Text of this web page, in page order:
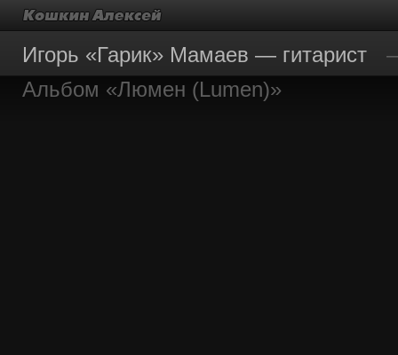
Игорь «Гарик» Мамаев — гитарист
Альбом «Люмен (Lumen)»